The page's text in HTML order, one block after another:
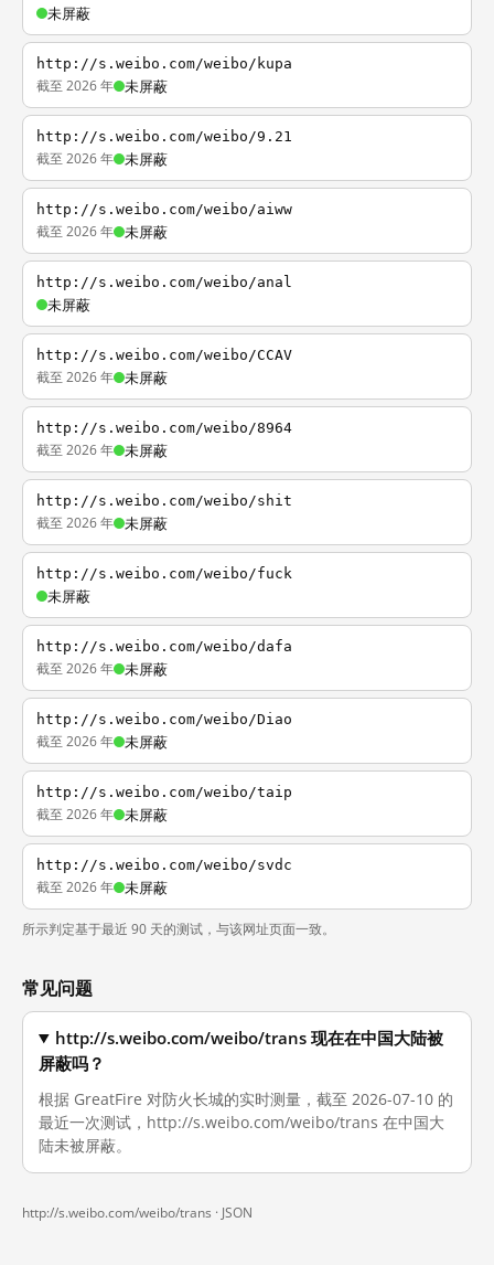
未屏蔽
http://s.weibo.com/weibo/kupa
截至 2026 年 未屏蔽
http://s.weibo.com/weibo/9.21
截至 2026 年 未屏蔽
http://s.weibo.com/weibo/aiww
截至 2026 年 未屏蔽
http://s.weibo.com/weibo/anal
未屏蔽
http://s.weibo.com/weibo/CCAV
截至 2026 年 未屏蔽
http://s.weibo.com/weibo/8964
截至 2026 年 未屏蔽
http://s.weibo.com/weibo/shit
截至 2026 年 未屏蔽
http://s.weibo.com/weibo/fuck
未屏蔽
http://s.weibo.com/weibo/dafa
截至 2026 年 未屏蔽
http://s.weibo.com/weibo/Diao
截至 2026 年 未屏蔽
http://s.weibo.com/weibo/taip
截至 2026 年 未屏蔽
http://s.weibo.com/weibo/svdc
截至 2026 年 未屏蔽
所示判定基于最近 90 天的测试，与该网址页面一致。
常见问题
http://s.weibo.com/weibo/trans 现在在中国大陆被
屏蔽吗？
根据 GreatFire 对防火长城的实时测量，截至 2026-07-10 的
最近一次测试，http://s.weibo.com/weibo/trans 在中国大
陆未被屏蔽。
http://s.weibo.com/weibo/trans · JSON